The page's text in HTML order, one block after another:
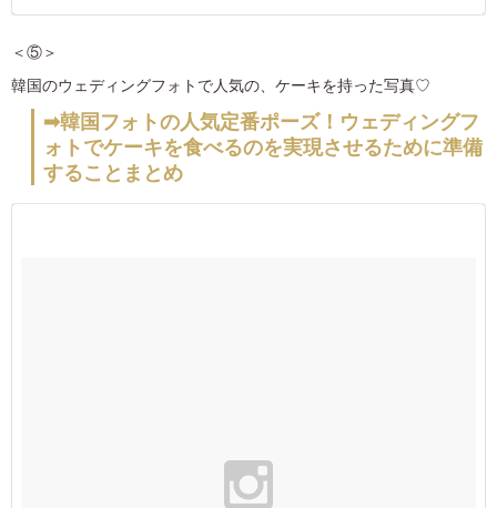
＜⑤＞
韓国のウェディングフォトで人気の、ケーキを持った写真♡
➡韓国フォトの人気定番ポーズ！ウェディングフ
ォトでケーキを食べるのを実現させるために準備
することまとめ